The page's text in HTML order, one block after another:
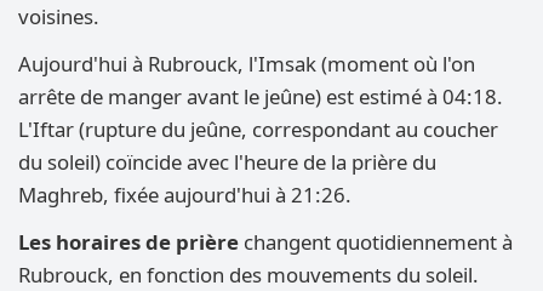
voisines.
Aujourd'hui à Rubrouck, l'Imsak (moment où l'on
arrête de manger avant le jeûne) est estimé à 04:18.
L'Iftar (rupture du jeûne, correspondant au coucher
du soleil) coïncide avec l'heure de la prière du
Maghreb, fixée aujourd'hui à 21:26.
Les horaires de prière changent quotidiennement à
Rubrouck, en fonction des mouvements du soleil.